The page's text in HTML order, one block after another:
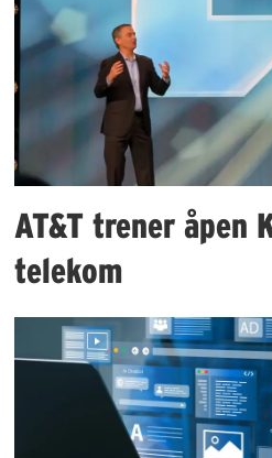
AT&T trener åpen
telekom